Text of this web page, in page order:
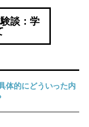
談：学
体的にどういった内